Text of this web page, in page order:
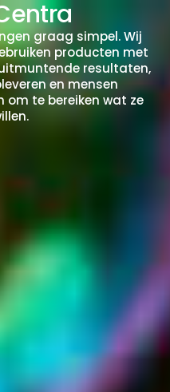
graag simpel. Wij
producten met
resultaten,
en mensen
om te bereiken wat ze